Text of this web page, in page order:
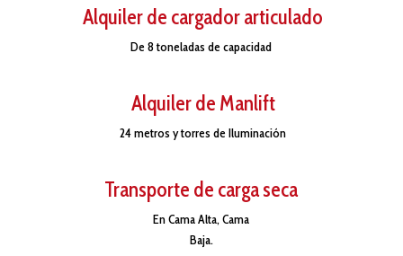
Alquiler de cargador articulado
De 8 toneladas de capacidad
Alquiler de Manlift
24 metros y torres de Iluminación
Transporte de carga seca
En Cama Alta, Cama
Baja.